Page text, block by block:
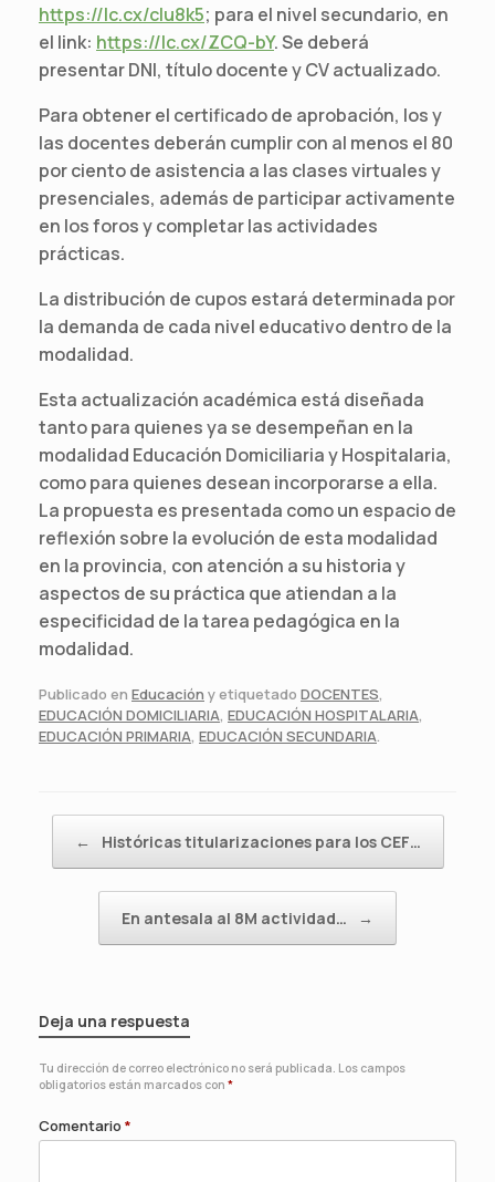
https://lc.cx/cIu8k5; para el nivel secundario, en
el link: https://lc.cx/ZCQ-bY. Se deberá
presentar DNI, título docente y CV actualizado.
Para obtener el certificado de aprobación, los y
las docentes deberán cumplir con al menos el 80
por ciento de asistencia a las clases virtuales y
presenciales, además de participar activamente
en los foros y completar las actividades
prácticas.
La distribución de cupos estará determinada por
la demanda de cada nivel educativo dentro de la
modalidad.
Esta actualización académica está diseñada
tanto para quienes ya se desempeñan en la
modalidad Educación Domiciliaria y Hospitalaria,
como para quienes desean incorporarse a ella.
La propuesta es presentada como un espacio de
reflexión sobre la evolución de esta modalidad
en la provincia, con atención a su historia y
aspectos de su práctica que atiendan a la
especificidad de la tarea pedagógica en la
modalidad.
Publicado en Educación y etiquetado DOCENTES,
EDUCACIÓN DOMICILIARIA, EDUCACIÓN HOSPITALARIA,
EDUCACIÓN PRIMARIA, EDUCACIÓN SECUNDARIA.
← Históricas titularizaciones para los CEF…
En antesala al 8M actividad… →
Deja una respuesta
Tu dirección de correo electrónico no será publicada. Los campos
obligatorios están marcados con *
Comentario *